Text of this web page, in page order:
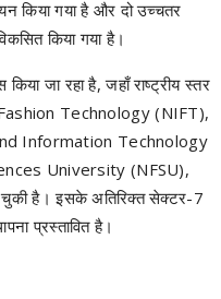
जा रहा है, जहाँ राष्ट्रीय स्तर
Technology (NIFT),
Information Technology
University (NFSU),
है। इसके अतिरिक्त सेक्टर-7
प्रस्तावित है।
अस्पताल, मेडिकल